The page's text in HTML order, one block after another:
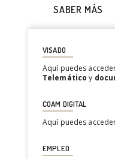
SABER MÁS
VISADO
Aquí puedes
Telemático y
COAM DIGITAL
Aquí puedes
EMPLEO